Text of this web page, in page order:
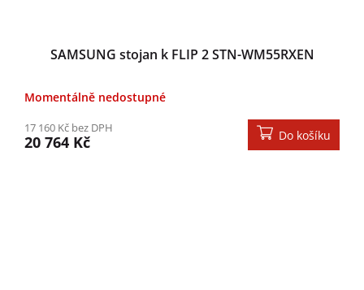
SAMSUNG stojan k FLIP 2 STN-WM55RXEN
Momentálně nedostupné
17 160 Kč bez DPH
20 764 Kč Do košíku